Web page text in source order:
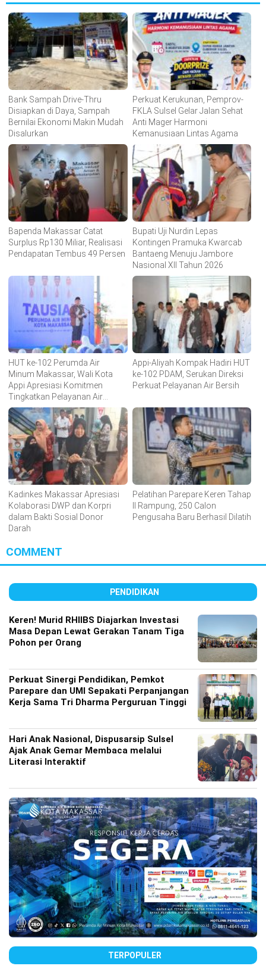
Bank Sampah Drive-Thru
Disiapkan di Daya, Sampah
Bernilai Ekonomi Makin Mudah
Disalurkan
Perkuat Kerukunan, Pemprov-
FKLA Sulsel Gelar Jalan Sehat
Anti Mager Harmoni
Kemanusiaan Lintas Agama
Bapenda Makassar Catat
Surplus Rp130 Miliar, Realisasi
Pendapatan Tembus 49 Persen
Bupati Uji Nurdin Lepas
Kontingen Pramuka Kwarcab
Bantaeng Menuju Jambore
Nasional XII Tahun 2026
HUT ke-102 Perumda Air
Minum Makassar, Wali Kota
Appi Apresiasi Komitmen
Tingkatkan Pelayanan Air
Bersih
Appi-Aliyah Kompak Hadiri HUT
ke-102 PDAM, Serukan Direksi
Perkuat Pelayanan Air Bersih
Kadinkes Makassar Apresiasi
Kolaborasi DWP dan Korpri
dalam Bakti Sosial Donor
Darah
Pelatihan Parepare Keren Tahap
II Rampung, 250 Calon
Pengusaha Baru Berhasil Dilatih
COMMENT
PENDIDIKAN
Keren! Murid RHIIBS Diajarkan Investasi
Masa Depan Lewat Gerakan Tanam Tiga
Pohon per Orang
Perkuat Sinergi Pendidikan, Pemkot
Parepare dan UMI Sepakati Perpanjangan
Kerja Sama Tri Dharma Perguruan Tinggi
Hari Anak Nasional, Dispusarsip Sulsel
Ajak Anak Gemar Membaca melalui
Literasi Interaktif
TERPOPULER